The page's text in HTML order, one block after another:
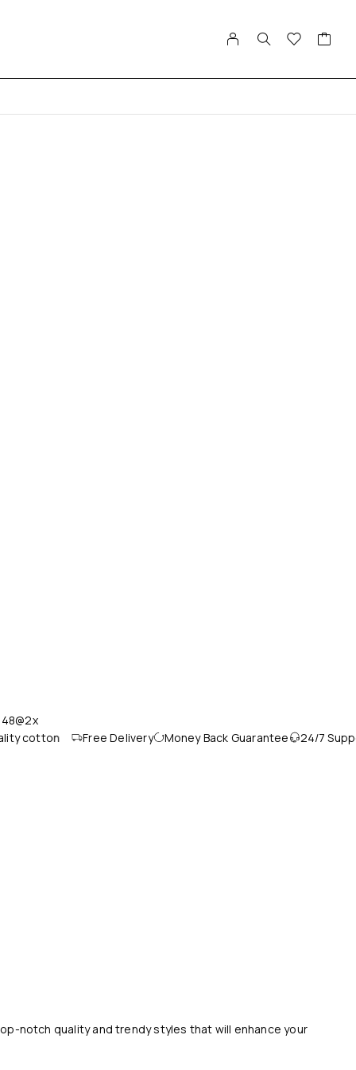
cotton Free Delivery Money Back Guarantee 24/7 Support
notch quality and trendy styles that will enhance your